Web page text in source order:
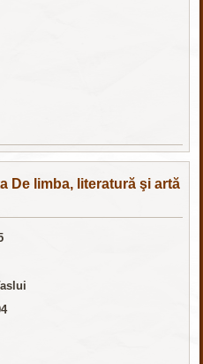
De limba, literatură şi artă